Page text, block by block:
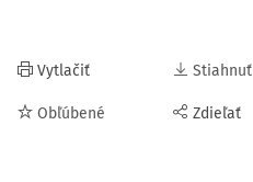
Vytlačiť
Obľúbené
Stiahnuť
Zdieľať